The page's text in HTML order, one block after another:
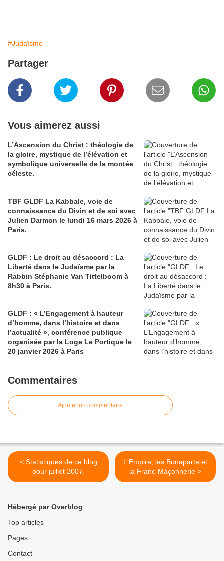
#Judaïsme
Partager
Vous aimerez aussi
L’Ascension du Christ : théologie de
la gloire, mystique de l’élévation et
symbolique universelle de la montée
céleste.
TBF GLDF La Kabbale, voie de
connaissance du Divin et de soi avec
Julien Darmon le lundi 16 mars 2026 à
Paris.
GLDF : Le droit au désaccord : La
Liberté dans le Judaïsme par la
Rabbin Stéphanie Van Tittelboom à
8h30 à Paris.
GLDF : « L’Engagement à hauteur
d’homme, dans l’histoire et dans
l’actualité », conférence publique
organisée par la Loge Le Portique le
20 janvier 2026 à Paris
Commentaires
Ajouter un commentaire
< Statistiques de ce blog
pour juillet 2007.
L'Empire, les Bonaparte et
la Franc-Maçonnerie >
Hébergé par Overblog
Top articles
Pages
Contact